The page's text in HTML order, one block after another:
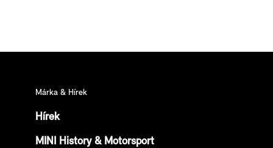
Márka & Hírek
Hírek
MINI History & Motorsport